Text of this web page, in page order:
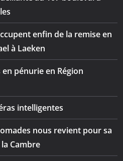
enfin de la remise en
à Laeken
pénurie en Région
intelligentes
nous revient pour sa
Cambre